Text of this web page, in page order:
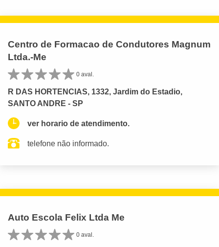
Centro de Formacao de Condutores Magnum
Ltda.-Me
0 aval.
R DAS HORTENCIAS, 1332, Jardim do Estadio,
SANTO ANDRE - SP
ver horario de atendimento.
telefone não informado.
Auto Escola Felix Ltda Me
0 aval.